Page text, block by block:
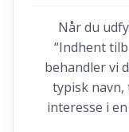
Når du
“Indhent
behandler vi
typisk navn,
interesse i